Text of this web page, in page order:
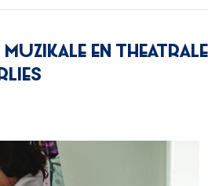
muzikale en theatrale